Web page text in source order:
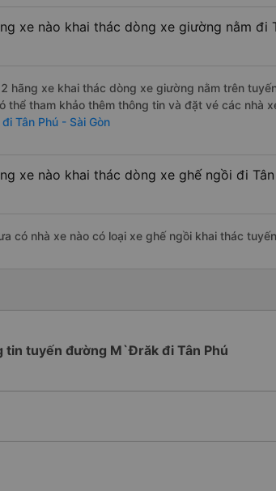
xe nào khai thác dòng xe giường nằm
hãng xe khai thác dòng xe giường nằm trên
thể tham khảo thêm thông tin và đặt vé các nhà
Tân Phú - Sài Gòn
xe nào khai thác dòng xe ghế ngồi đi
có nhà xe nào có loại xe ghế ngồi khai thác
tin tuyến đường M`Đrăk đi Tân Phú